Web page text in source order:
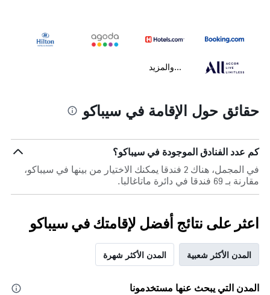
...والمزيد
حقائق حول الإقامة في سيباكو
كم عدد الفنادق الموجودة في سيباكو؟
في المجمل، هناك 2 فندقا يمكنك الاختيار من بينها في سيباكو،
مقارنة بـ 69 فندقا في دائرة ماتاغالبا.
اعثر على نتائج أفضل لإقامتك في سيباكو
المدن الأكثر شعبية المدن الأكثر شهرة
المدن التي يبحث عنها مستخدمونا